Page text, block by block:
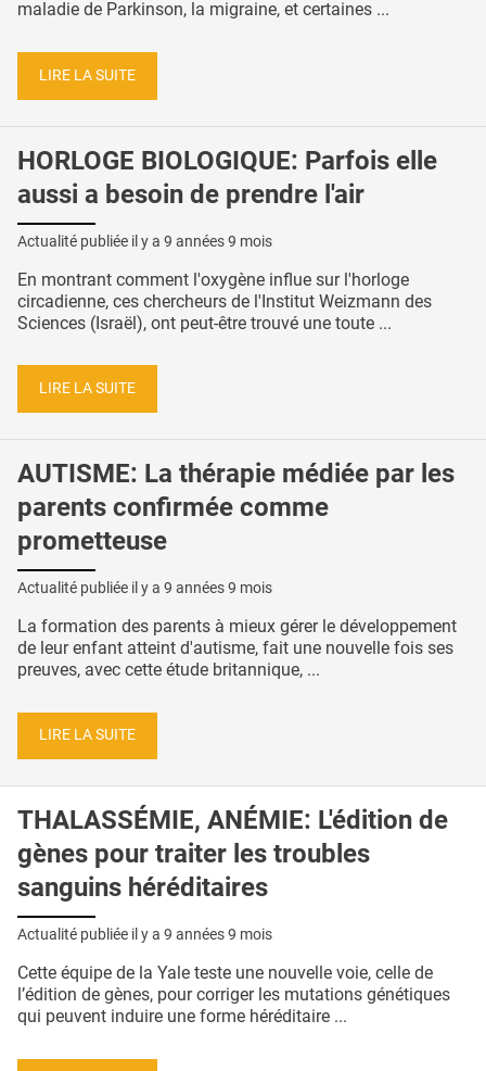
maladie de Parkinson, la migraine, et certaines ...
LIRE LA SUITE
HORLOGE BIOLOGIQUE: Parfois elle
aussi a besoin de prendre l'air
Actualité publiée il y a 9 années 9 mois
En montrant comment l'oxygène influe sur l'horloge
circadienne, ces chercheurs de l'Institut Weizmann des
Sciences (Israël), ont peut-être trouvé une toute ...
LIRE LA SUITE
AUTISME: La thérapie médiée par les
parents confirmée comme
prometteuse
Actualité publiée il y a 9 années 9 mois
La formation des parents à mieux gérer le développement
de leur enfant atteint d'autisme, fait une nouvelle fois ses
preuves, avec cette étude britannique, ...
LIRE LA SUITE
THALASSÉMIE, ANÉMIE: L'édition de
gènes pour traiter les troubles
sanguins héréditaires
Actualité publiée il y a 9 années 9 mois
Cette équipe de la Yale teste une nouvelle voie, celle de
l’édition de gènes, pour corriger les mutations génétiques
qui peuvent induire une forme héréditaire ...